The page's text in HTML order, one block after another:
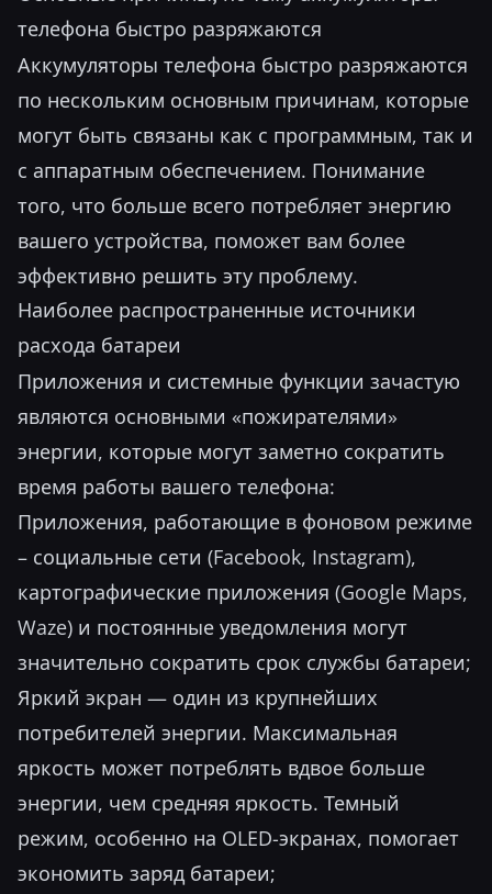
телефона быстро разряжаются
Аккумуляторы телефона быстро разряжаются
по нескольким основным причинам, которые
могут быть связаны как с программным, так и
с аппаратным обеспечением. Понимание
того, что больше всего потребляет энергию
вашего устройства, поможет вам более
эффективно решить эту проблему.
Наиболее распространенные источники
расхода батареи
Приложения и системные функции зачастую
являются основными «пожирателями»
энергии, которые могут заметно сократить
время работы вашего телефона:
Приложения, работающие в фоновом режиме
– социальные сети (Facebook, Instagram),
картографические приложения (Google Maps,
Waze) и постоянные уведомления могут
значительно сократить срок службы батареи;
Яркий экран — один из крупнейших
потребителей энергии. Максимальная
яркость может потреблять вдвое больше
энергии, чем средняя яркость. Темный
режим, особенно на OLED-экранах, помогает
экономить заряд батареи;